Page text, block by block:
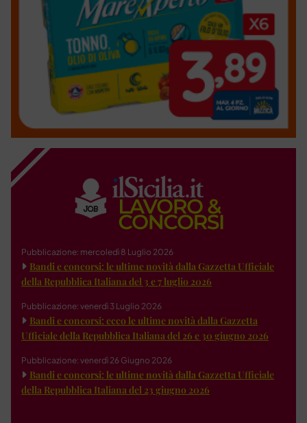
Pubblicazione: mercoledì 8 Luglio 2026
Bandi e concorsi: le ultime novità dalla Gazzetta Ufficiale
della Repubblica Italiana del 3 e 7 luglio 2026
Pubblicazione: venerdì 3 Luglio 2026
Bandi e concorsi: ecco le ultime novità dalla Gazzetta
Ufficiale della Repubblica Italiana del 26 e 30 giugno 2026
Pubblicazione: venerdì 26 Giugno 2026
Bandi e concorsi: le ultime novità dalla Gazzetta Ufficiale
della Repubblica Italiana del 23 giugno 2026